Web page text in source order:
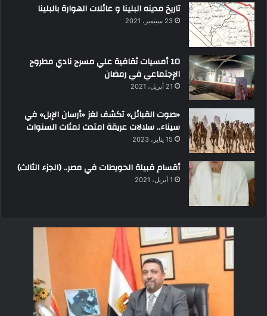
تاريخ مدينه البلينا و عائلات الهوارة بالبلينا
23 سبتمبر، 2021
10 أمسيات ثقافية علي مسرح نادي مطروح
الإجتماعي في رمضان
21 أبريل، 2021
«صوت القبائل» تكشف لغز «أرسان الإبل» في
سيناء.. سلالات عريقة امتدت لمئات السنوات
15 يناير، 2023
أقسام قبيلة الحويطات في مصر.. (الجزء الثالث)
1 أبريل، 2021